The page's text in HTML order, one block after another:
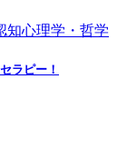
知心理学・哲学
ラピー！